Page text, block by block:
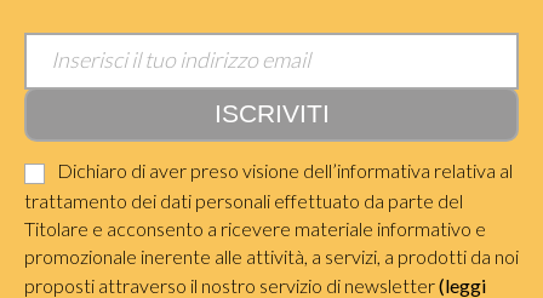
Dichiaro di aver preso visione dell’informativa relativa al
trattamento dei dati personali effettuato da parte del
Titolare e acconsento a ricevere materiale informativo e
promozionale inerente alle attività, a servizi, a prodotti da noi
proposti attraverso il nostro servizio di newsletter(leggi